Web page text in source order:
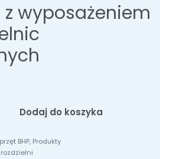
wyposażeniem
Dodaj do koszyka
BHP, Produkty